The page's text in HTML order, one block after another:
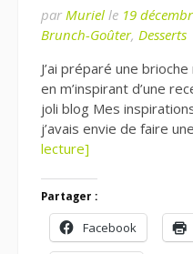
par Muriel le 19
Brunch-Goûter, Desserts
J’ai préparé une
en m’inspirant d’une
joli blog Mes
j’avais envie de faire
lecture]
Partager :
Facebook